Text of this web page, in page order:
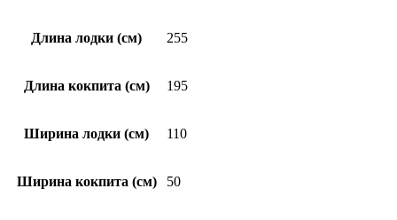
Длина лодки (см) 255
Длина кокпита (см) 195
Ширина лодки (см) 110
Ширина кокпита (см) 50